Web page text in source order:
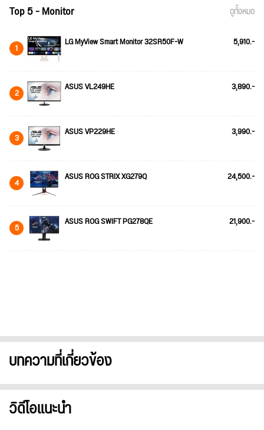
Top 5 - Monitor ดูทั้งหมด
1 LG MyView Smart Monitor 32SR50F-W 5,910.-
2 ASUS VL249HE 3,890.-
3 ASUS VP229HE 3,990.-
4 ASUS ROG STRIX XG279Q 24,500.-
5 ASUS ROG SWIFT PG278QE 21,900.-
บทความที่เกี่ยวข้อง
วิดีโอแนะนำ